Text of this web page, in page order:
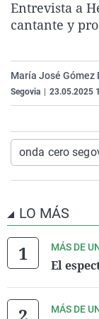
Entrevista a
cantante y
María José Gómez
Segovia 23.05.2025
onda cero
LO MÁS
MÁS DE
El
MÁS DE